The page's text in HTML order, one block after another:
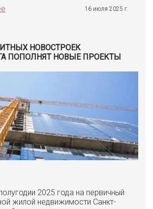
16 июля 2025 г.
НОВОСТРОЕК
ПОПОЛНЯТ НОВЫЕ ПРОЕКТЫ
2025 года на первичный
жилой недвижимости Санкт-